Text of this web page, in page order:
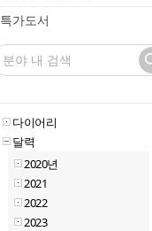
특가도서
다이어리
달력
2020년
2021
2022
2023